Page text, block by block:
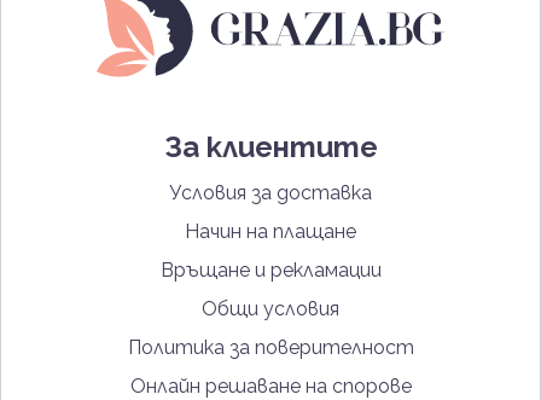
За клиентите
Условия за доставка
Начин на плащане
Връщане и рекламации
Общи условия
Политика за поверителност
Онлайн решаване на спорове